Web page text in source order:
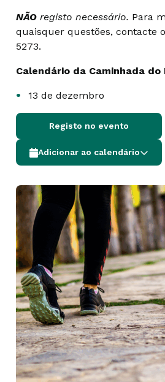
NÃO registo necessário. Para
quaisquer questões, contacte
5273.
Calendário da Caminhada
13 de dezembro
Registo no evento
Adicionar ao calendário